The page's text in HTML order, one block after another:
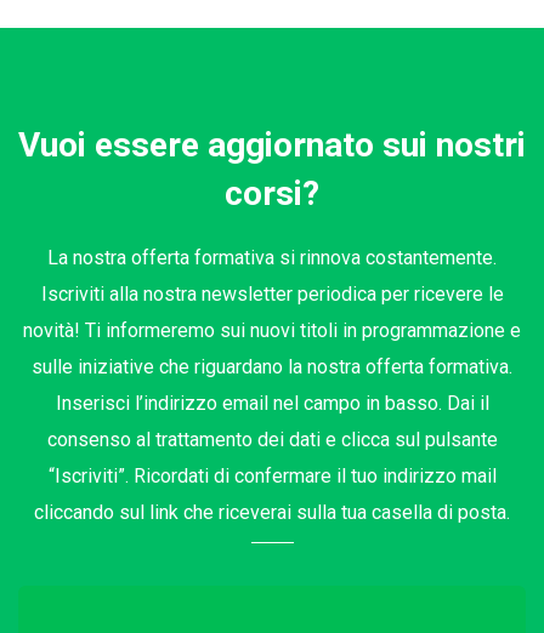
Vuoi essere aggiornato sui nostri
corsi?
La nostra offerta formativa si rinnova costantemente.
Iscriviti alla nostra newsletter periodica per ricevere le
novità! Ti informeremo sui nuovi titoli in programmazione e
sulle iniziative che riguardano la nostra offerta formativa.
Inserisci l’indirizzo email nel campo in basso. Dai il
consenso al trattamento dei dati e clicca sul pulsante
“Iscriviti”. Ricordati di confermare il tuo indirizzo mail
cliccando sul link che riceverai sulla tua casella di posta.